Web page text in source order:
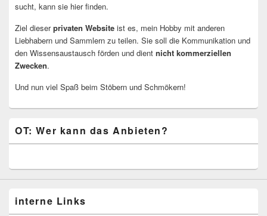
sucht, kann sie hier finden.
Ziel dieserprivaten Website ist es, mein Hobby mit anderen
Liebhabern und Sammlern zu teilen. Sie soll die Kommunikation und
den Wissensaustausch förden und dient nicht kommerziellen
Zwecken.
Und nun viel Spaß beim Stöbern und Schmökern!
OT: Wer kann das Anbieten?
interne Links